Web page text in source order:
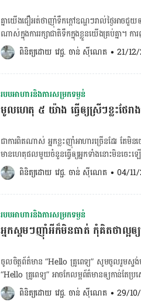
មាន​ទំនាក់​ទំនង​ខ្លាំង​ជាមួយ​នឹង​ការ​ឡើង​ទម្ងន់ ហើ
ជ្រុល។ ការ​ឡូរី​នៅ​ក្នុង​​ភេសជ្ជៈ​ផ្អែម​ទាំង​នេះ​មិន​អាច​ជំនួស​កាឡូរី​ពី​ក្នុង​អាហារ​បាន​ទេ ដូច​នេះ​មានន័យ​ថា​ទោះ​បី​
យើង​បាន​កាឡូរី​ពី​ភេសជ្ជៈ​ផ្អែម​មែន តែ​ក៏​យើង​នៅ​ត្
យើង​មាន​ចេតនា​ចង់​សម្រក​ទម្ងន់​មែន​នោះ ចូរ​ចៀស​វ
ច្រើន។ បើ​គ្នា​យើង​អាច​ទប់​ចិត្ត​ញ៉ាំ​ក្នុង​បរិមាណ​តិច​តួច​បាន​ទំនងជា​មិន​បញ្ហា​ទេ​ ប៉ុន្តែ​មនុស្ស​ភាគ​ច្រើន​មិន​អាច​ទេ
ហើយ​ចូល​ចិត្ត​ញ៉ាំ​ច្រើន​ទៀត​ផង​។​ ​៤. ភីហ្សា បើ​និយ
មិន​តិច​នាក់​ទេ​ចូល​ចិត្ត​អាហារ​មួយ​នេះ។ ប៉ុន្តែ​បើ​គ្នា​
ភីហ្សា​មាន​ផ្ទុក​កាឡូរី​ខ្ពស់ និង​មាន​គ្រឿង​ផ្សំ​ខ្លះ​មិន​
បើ​យើង​ចង់​​ញ៉ាំ​ភីហ្សា […]
គ្នា​យើង​ជឿ​អត់​ថា​ញ៉ាំ​ទឹក​ក្ដៅ​ឧណ្ហៗ​រាល់ថ្ងៃ​អាច​
ណាស់​ក្នុង​ការ​រក្សា​ជាតិ​ទឹក​ក្នុង​ខ្លួន​យើង​គ្រប់​គ្នា។
ទឹក​គ្រប់​គ្រាន់​នោះ​ទេ តែ​នៅ​ថា​អាច​សម្រក​ទម្ងន់​បាន​ទៀត​ផង។ ពេល​ញ៉ាំ​ទឹក​ក្ដៅ​ឧណ្ហៗ​ រាង​កា
ប្ដូរ​សីតុណ្ហភាព​ និង​ចាប់​ផ្ដើម​ធ្វើ​មេតាប៉ូលិស​។ កា
ទៅ​ជា​មូលេគុល​ ដែល​នេះ​ជួយ​ឲ្យ​ប្រ​ព័ន្ធ​រំលាយអាហ
៣០​នាទី​មុន​ញ៉ាំ​អាហារ នឹង​ជួយ​ឲ្យ​រាង​កាយ​គ្រប់​គ្រ
ឆ្អែត​។ ក្រៅ​ពី​នេះ ការ​ញ៉ាំ​ទឹក​ក្ដៅ​ក៏​ជួយ​ឲ្យ​យើង​កាត់​បន្ថយ​ការ​ឃ្លាន​អាហារ ដោយ​ជួយ​ឲ្យ​យើង​មាន​អារម្មណ៍​ថា​
ឆ្អែត។ ដូចនេះ​ បើ​យើង​គិត​ថា​យើង​ឃ្លាន​ចង់​ញ៉ាំ​នេ
នៃ​ការ​ញ៉ាំ​ទឹក​ក្ដៅ​ឧណ្ហៗ​មួយ​ទៀត គឺ​ជួយ​ដល់​ដំណើរ​ក
ស្រូប​យក​សារធាតុ​ចិញ្ចឹម​ និង​បញ្ចេញ​កាក​សំណល់​បាន​ល្អ​ដែរ​។ ដូច​គ្នា​ដែរ បើ​យើង​ចង់​ឲ្
ច្រើន​ពី​ការ​ញ៉ាំ​ទឹក​ក្ដៅ​ឧណ្ហៗ​ទៀត​នោះ យើង​អាច​ថែ
តែ​មាន​ប្រយោជន៍​ដល់​ការ​ស្រក​ទម្ងន់​។
ពិនិត្យដោយ វេជ្ជ. ចាន់ ស៊ីណេត • 21/
របបអាហារនិងការសម្រកទម្ងន់
មូលហេតុ​ ៥ យ៉ាង ​ធ្វើ​ឲ្យស្រីៗខ្លះ​ថែរ
ជា​ការ​ពិត​ណាស់​ អ្នកខ្លះ​ញ៉ាំ​អាហារ​ច្រើន​ដែរ តែ​មិ
មាន​ហេតុ​ផល​មួយ​ចំនួន​ធ្វើ​ឲ្យ​អ្នក​ទាំង​នោះ​មិ​ន​ចេះ​ឡ
ហេតុ​ផល​អ្វី​ខ្លះ?​ ១. គេង​បាន​គ្រប់គ្រាន់ ​ជួន​កាល​អ្
ស្កប់​ស្កល់។ គ្នា​យើង​​ដឹង​ទេ​ការ​គេង​លក់​ស្កប់ស្កល់​
បើសិនជា​យើង​គេង​មិន​​បាន​គ្រប់​គ្រាន់​ទេ​នោះ​ រ
អ័រម៉ូន​ម្យ៉ាង​​ទាក់​ទាញ​ចំណង់​អាហារ​ ព្រម​ទាំង​ធ្វើ​ឲ្យ​
ជាតិ​ខ្លាញ់​​​ផង​ដែរ​។​ ២. ធ្វើ​ចលនា​ច្រើន​ប្រចាំ​ថ្ងៃ ​ព
ហាត់​ប្រាណ​​ ប៉ុន្តែ​​​​​ពួកគេបែរជា​មិន​ងាយ​ឡើង​គីឡូ​ឡើ
លក្ខណៈ​សាមញ្ញ​ៗ​ ដូចជា​ ​ការ​ឡើង​ចុះ​កាំ​ជណ្ដើរ ធ្វើ​កិច្ចការ​
ពោះវៀនធំ ចុចទីនេះ! ចង់គណនា BMR ចុចទីនេ
គណនារង្វាស់ចង្វាក់បេះដូង ចុចទីនេះ! ៣. រំញោច​នៃ​អ័រម៉ូន​ខ្ពស់ តាម​ពិត​ទៅ​ អ័រម៉ូន​មាន​តួនាទី​យ៉ាង​សំខាន់​ក្នុង​
ការ​កំណត់​នូវ​ទម្ងន់​រាងកាយ​។ តួ​យ៉ាង​ ដូចជា​អ្នក​ដ
ពិនិត្យដោយ វេជ្ជ. ចាន់ ស៊ីណេត • 04/
របបអាហារនិងការសម្រកទម្ងន់
អ្នកស្គមៗញ៉ាំអីក៏មិនធាត់ កុំគិតថាល្អ
ចូលចិត្តព័ត៌មាន “Hello គ្រូពេទ្យ” សូមចូលរួមស្ទង់
“Hello គ្រូពេទ្យ” អាចកែលម្អព័ត៌មានឲ្យកាន់តែប្រសើរ! អ្នក​ស្គម​ៗ ហើយ​ញ៉ាំ​អ្វី​ក៏​មិន​ធាត់ កុំ​សូវ​ជា​មាន​
និង​ជឿជាក់​ថា​ខ្លួន​គ្មាន​ជំងឺ​ឲ្យ​សោះ។ វេជ្ជបណ្ឌិត ហ៊
មិន​គ្រប់គ្រាន់ ខ្វះ​អាហារូបត្ថម្ភ និង​អាហារ​គ្មាន​សារធាតុ​ចិញ្ចឹម។ លោក​បាន​បន្ថែម​ទៀត​ថា ក
ពិនិត្យដោយ វេជ្ជ. ចាន់ ស៊ីណេត • 29/